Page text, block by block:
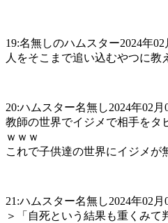
19:名無しのハムスター2024年
人をそこまで追い込むやつに教
20:ハムスター名無し2024年02
教師の世界でイジメで相手をタ
ｗｗｗ
これで子供達の世界にイジメが
21:ハムスター名無し2024年02月
＞「自死という結果も重くみて